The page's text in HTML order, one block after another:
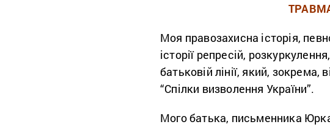
Моя правозахисна історія,
історії репресій,
батьковій лінії, який, зокрема,
“Спілки визволення України”.
Мого батька, письменника